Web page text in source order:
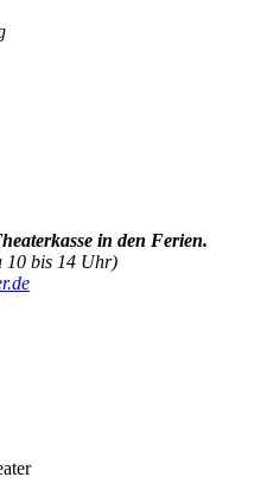
in den Ferien.
10 bis 14 Uhr)